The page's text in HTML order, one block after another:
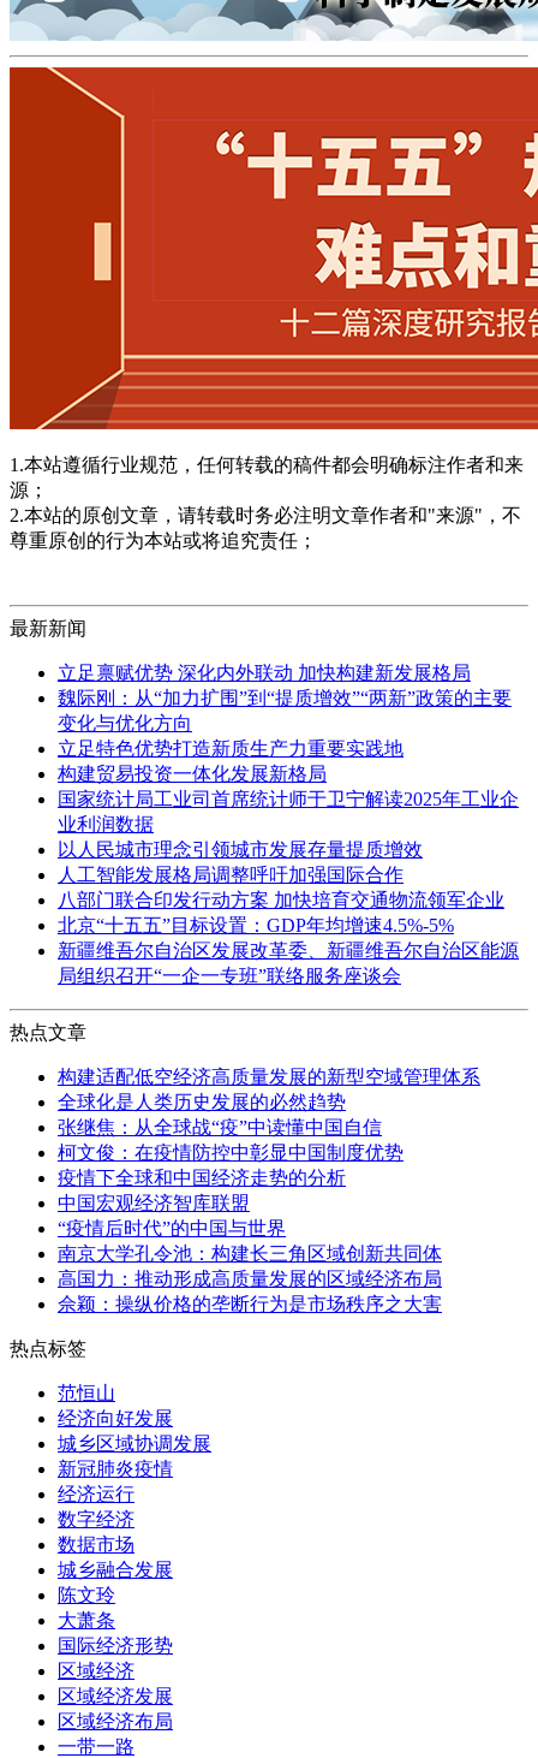
1.本站遵循行业规范，任何转载的稿件都会明确标注作者和来
源；
2.本站的原创文章，请转载时务必注明文章作者和"来源"，不
尊重原创的行为本站或将追究责任；
最新新闻
立足禀赋优势 深化内外联动 加快构建新发展格局
魏际刚：从“加力扩围”到“提质增效”“两新”政策的主要
变化与优化方向
立足特色优势打造新质生产力重要实践地
构建贸易投资一体化发展新格局
国家统计局工业司首席统计师于卫宁解读2025年工业企
业利润数据
以人民城市理念引领城市发展存量提质增效
人工智能发展格局调整呼吁加强国际合作
八部门联合印发行动方案 加快培育交通物流领军企业
北京“十五五”目标设置：GDP年均增速4.5%-5%
新疆维吾尔自治区发展改革委、新疆维吾尔自治区能源
局组织召开“一企一专班”联络服务座谈会
热点文章
构建适配低空经济高质量发展的新型空域管理体系
全球化是人类历史发展的必然趋势
张继焦：从全球战“疫”中读懂中国自信
柯文俊：在疫情防控中彰显中国制度优势
疫情下全球和中国经济走势的分析
中国宏观经济智库联盟
“疫情后时代”的中国与世界
南京大学孔令池：构建长三角区域创新共同体
高国力：推动形成高质量发展的区域经济布局
佘颖：操纵价格的垄断行为是市场秩序之大害
热点标签
范恒山
经济向好发展
城乡区域协调发展
新冠肺炎疫情
经济运行
数字经济
数据市场
城乡融合发展
陈文玲
大萧条
国际经济形势
区域经济
区域经济发展
区域经济布局
一带一路